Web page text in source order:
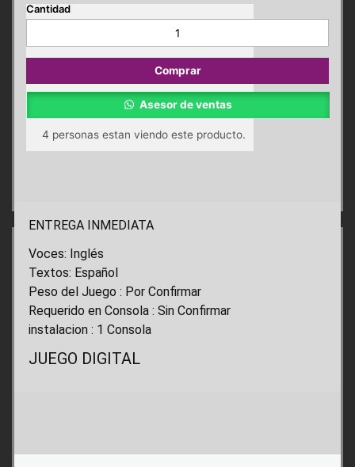
Dead
2
cantidad
Comprar
Asesor de ventas
4 personas estan viendo este producto.
ENTREGA INMEDIATA
Voces: Inglés
Textos: Español
Peso del Juego : Por Confirmar
Requerido en Consola : Sin Confirmar
instalacion : 1 Consola
JUEGO DIGITAL